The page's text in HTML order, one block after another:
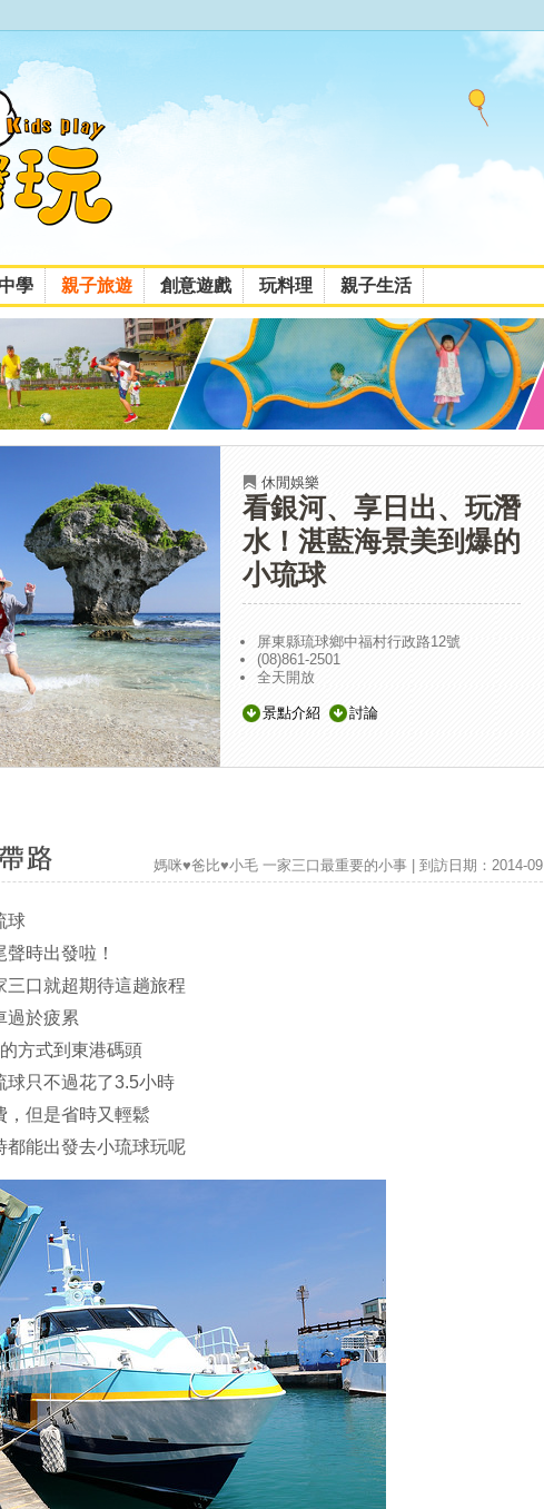
學 親子旅遊 創意遊戲 玩料理 親子生活
休閒娛樂
看銀河、享日出、玩潛
水！湛藍海景美到爆的
小琉球
屏東縣琉球鄉中福村行政路12號
(08)861-2501
全天開放
景點介紹 討論
媽咪♥爸比♥小毛 一家三口最重要的小事 | 到訪日期：2014-09
球
時出發啦！
三口就超期待這趟旅程
過於疲累
方式到東港碼頭
球只不過花了3.5小時
，但是省時又輕鬆
都能出發去小琉球玩呢